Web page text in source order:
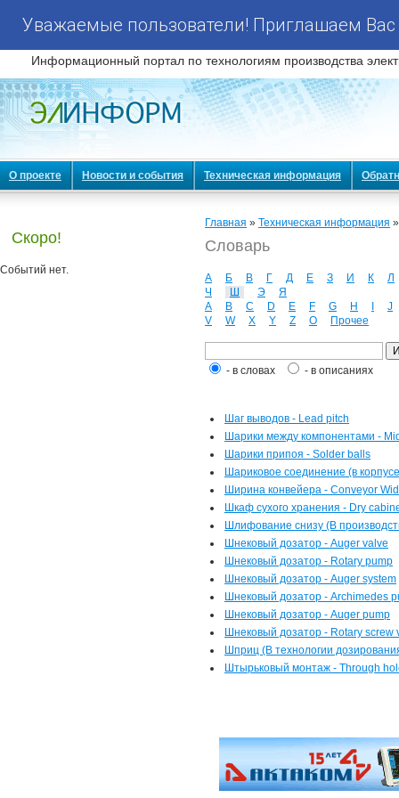
Уважаемые пользователи! Приглашаем
Информационный портал по технологиям производства
О проекте Новости и события Техническая информация
Скоро!
Событий нет.
Главная » Техническая информация
Словарь
А Б В Г Д Е З И К
Л
Ч
Ш Э
Я
A
B C D E F G H
J
V
W X Y Z О Прочее
- в словах - в описаниях
Шаг выводов - Lead pitch
Шарики между компонентами -
Шарики припоя - Solder balls
Шариковое соединение (в
Ширина конвейера - Conveyor
Шкаф сухого хранения - Dry
Шлифование снизу (В
Шнековый дозатор - Auger valve
Шнековый дозатор - Rotary pump
Шнековый дозатор - Auger system
Шнековый дозатор - Archimedes
Шнековый дозатор - Auger pump
Шнековый дозатор - Rotary screw
Шприц (В технологии
Штырьковый монтаж - Through